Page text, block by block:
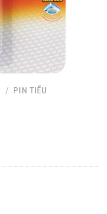
/ PIN TIỂU